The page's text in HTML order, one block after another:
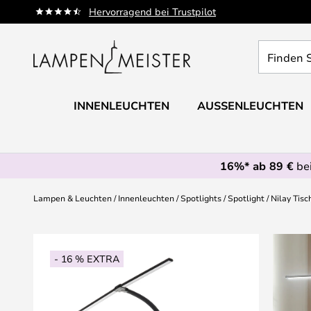
Hervorragend bei Trustpilot
Zum
Inhalt
Sie
Leuchte...
INNENLEUCHTEN AUSSENLEUCHTEN
16%* ab 89 €
Lampen & Leuchten Innenleuchten Spotlights Spotlight Nilay
- 16 % EXTRA
Ende